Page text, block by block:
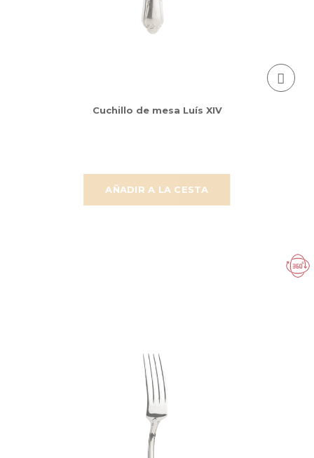
AÑADIR A LA CESTA
Cuchillo de mesa Luís XIV